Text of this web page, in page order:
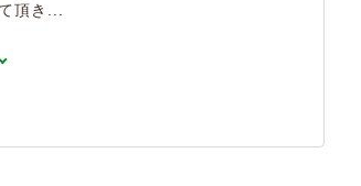
頂き...